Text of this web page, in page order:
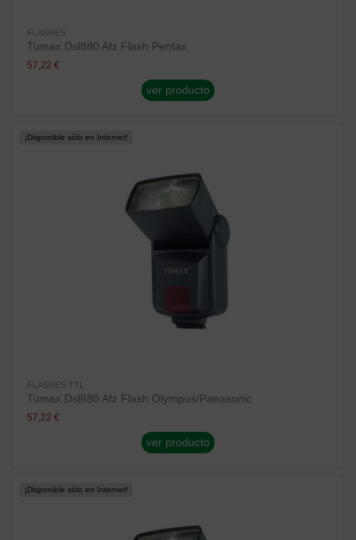
FLASHES
Tumax Dsl880 Afz Flash Pentax
57,22 €
ver producto
¡Disponible sólo en Internet!
FLASHES TTL
Tumax Dsl880 Afz Flash Olympus/Panasonic
57,22 €
ver producto
¡Disponible sólo en Internet!